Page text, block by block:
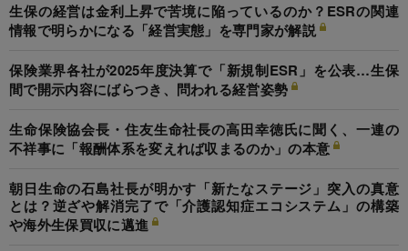
生保の経営は金利上昇で苦境に陥っているのか？ESRの関連
情報で明らかになる「経営実態」を専門家が解説
保険業界各社が2025年度決算で「新規制ESR」を公表…生保
間で開示内容にばらつき、問われる経営姿勢
生命保険協会長・住友生命社長の高田幸徳氏に聞く、一連の
不祥事に「報酬体系を変えれば収まるのか」の本意
朝日生命の石島社長が明かす「新たなステージ」突入の真意
とは？逆ざや解消完了で「介護認知症エコシステム」の構築
や海外生保買収に邁進